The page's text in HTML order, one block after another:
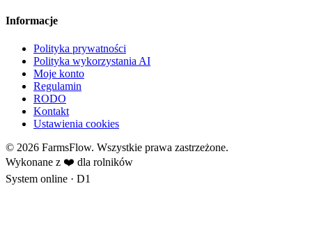
Informacje
Polityka prywatności
Polityka wykorzystania AI
Moje konto
Regulamin
RODO
Kontakt
Ustawienia cookies
© 2026 FarmsFlow. Wszystkie prawa zastrzeżone.
Wykonane z ❤️ dla rolników
System online · D1